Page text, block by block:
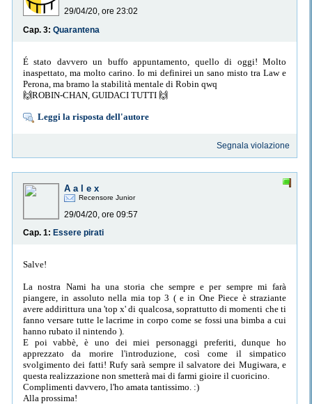
29/04/20, ore 23:02
Cap. 3: Quarantena
É stato davvero un buffo appuntamento, quello di oggi! Molto
inaspettato, ma molto carino. Io mi definirei un sano misto tra Law e
Perona, ma bramo la stabilità mentale di Robin qwq
🙌ROBIN-CHAN, GUIDACI TUTTI 🙌
Leggi la risposta dell'autore
Segnala violazione
A a l e x
Recensore Junior
29/04/20, ore 09:57
Cap. 1: Essere pirati
Salve!
La nostra Nami ha una storia che sempre e per sempre mi farà
piangere, in assoluto nella mia top 3 ( e in One Piece è straziante
avere addirittura una 'top x' di qualcosa, soprattutto di momenti che ti
fanno versare tutte le lacrime in corpo come se fossi una bimba a cui
hanno rubato il nintendo ).
E poi vabbè, è uno dei miei personaggi preferiti, dunque ho
apprezzato da morire l'introduzione, così come il simpatico
svolgimento dei fatti! Rufy sarà sempre il salvatore dei Mugiwara, e
questa realizzazione non smetterà mai di farmi gioire il cuoricino.
Complimenti davvero, l'ho amata tantissimo. :)
Alla prossima!